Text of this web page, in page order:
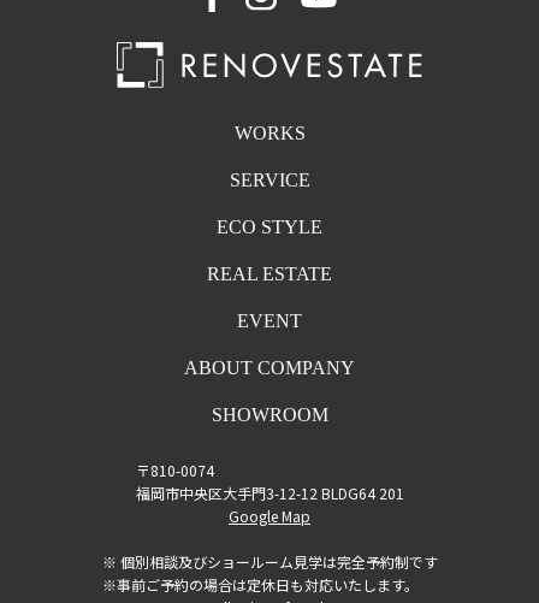
WORKS
SERVICE
ECO STYLE
REAL ESTATE
EVENT
ABOUT COMPANY
SHOWROOM
〒810-0074
福岡市中央区大手門3-12-12 BLDG64 201
Google Map
※ 個別相談及びショールーム見学は完全予約制です
※事前ご予約の場合は定休日も対応いたします。